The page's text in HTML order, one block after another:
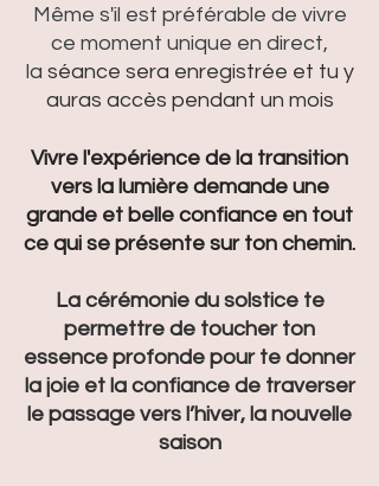
Même s'il est préférable de vivre
ce moment unique en direct,
la séance sera enregistrée et tu y
auras accès pendant un mois
Vivre l'expérience de la transition
vers la lumière demande une
grande et belle confiance en tout
ce qui se présente sur ton chemin.
La cérémonie du solstice te
permettre de toucher ton
essence profonde pour te donner
la joie et la confiance de traverser
le passage vers l’hiver, la nouvelle
saison